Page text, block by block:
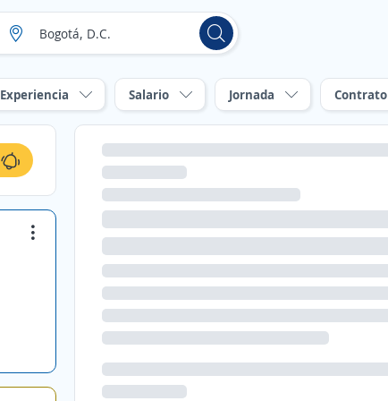
Experiencia Salario Jornada Contrato